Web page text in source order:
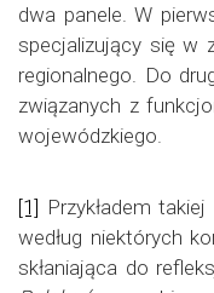
dwa panele. W
specjalizujący się w
regionalnego. Do
związanych z
wojewódzkiego.
[1] Przykładem
według niektórych
skłaniająca do